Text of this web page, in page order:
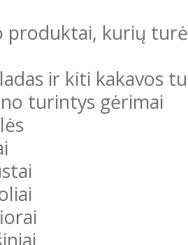
produktai, kurių
ir kiti kakavos
turintys gėrimai